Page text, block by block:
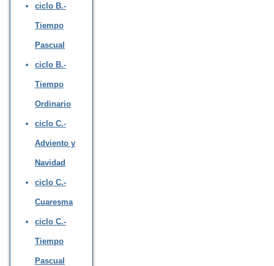
ciclo B.-
Tiempo
Pascual
ciclo B.-
Tiempo
Ordinario
ciclo C.-
Adviento y
Navidad
ciclo C.-
Cuaresma
ciclo C.-
Tiempo
Pascual